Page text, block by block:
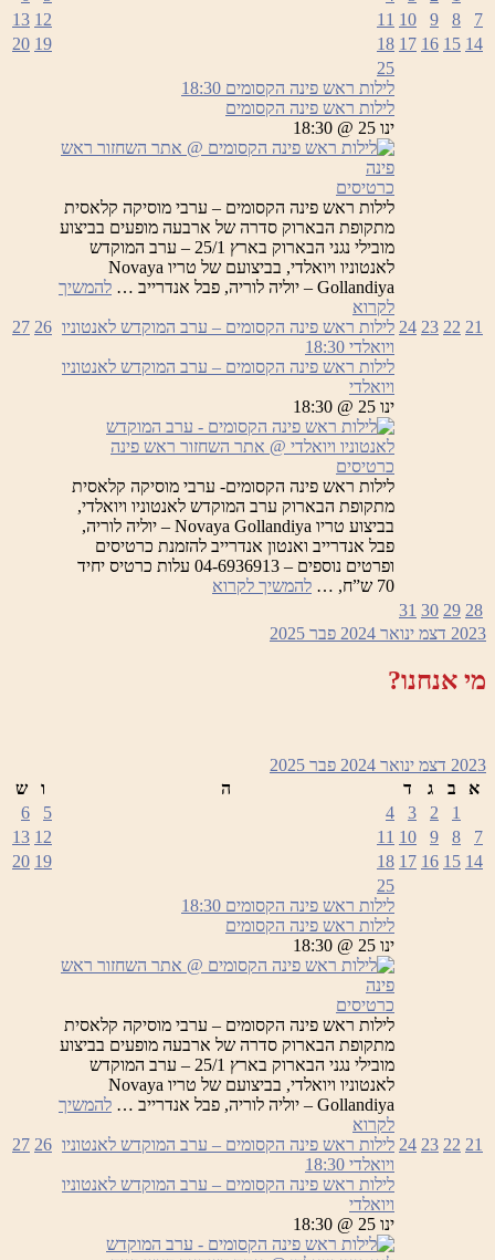
7
8
9
10
11
12
13
14
15
16
17
18
19
20
21
22
23
24
25
לילות ראש פינה הקסומים 18:30
לילות ראש פינה הקסומים
ינו 25 @ 18:30
כרטיסים
לילות ראש פינה הקסומים – ערבי מוסיקה קלאסית
מתקופת הבארוק סדרה של ארבעה מופעים בביצוע
מובילי נגני הבארוק בארץ 25/1 – ערב המוקדש
לאנטוניו ויואלדי, בביצועם של טריו Novaya
Gollandiya – יוליה לוריה, פבל אנדרייב …
להמשיך
לקרוא
ראש
פינה
הקסומים
לילות ראש פינה הקסומים – ערב המוקדש לאנטוניו
ויואלדי 18:30
לילות ראש פינה הקסומים – ערב המוקדש לאנטוניו
ויואלדי
ינו 25 @ 18:30
כרטיסים
לילות ראש פינה הקסומים- ערבי מוסיקה קלאסית
מתקופת הבארוק ערב המוקדש לאנטוניו ויואלדי,
בביצוע טריו Novaya Gollandiya – יוליה לוריה,
פבל אנדרייב ואנטון אנדרייב להזמנת כרטיסים
ופרטים נוספים – 04-6936913 עלות כרטיס יחיד
70 ש”ח, …
להמשיך לקרוא
26
27
28
29
30
31
2023 דצמ ינואר 2024 פבר 2025
מי אנחנו?
2023 דצמ ינואר 2024 פבר 2025
א
ב ג ד ה ו
ש
1
2
3
4
5
6
7
8
9
10
11
12
13
14
15
16
17
18
19
20
21
22
23
24
25
לילות ראש פינה הקסומים 18:30
לילות ראש פינה הקסומים
ינו 25 @ 18:30
כרטיסים
לילות ראש פינה הקסומים – ערבי מוסיקה קלאסית
מתקופת הבארוק סדרה של ארבעה מופעים בביצוע
מובילי נגני הבארוק בארץ 25/1 – ערב המוקדש
לאנטוניו ויואלדי, בביצועם של טריו Novaya
Gollandiya – יוליה לוריה, פבל אנדרייב …
להמשיך
לקרוא
ראש
פינה
הקסומים
לילות ראש פינה הקסומים – ערב המוקדש לאנטוניו
ויואלדי 18:30
לילות ראש פינה הקסומים – ערב המוקדש לאנטוניו
ויואלדי
ינו 25 @ 18:30
26
27